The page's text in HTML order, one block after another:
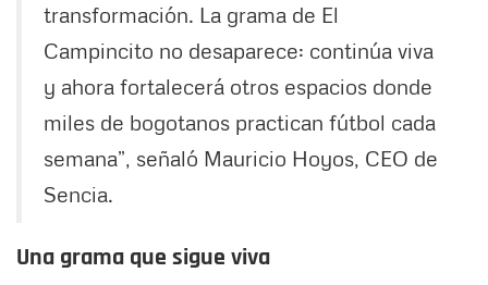
transformación. La grama de El
Campincito no desaparece: continúa viva
y ahora fortalecerá otros espacios donde
miles de bogotanos practican fútbol cada
semana”, señaló Mauricio Hoyos, CEO de
Sencia.
Una grama que sigue viva